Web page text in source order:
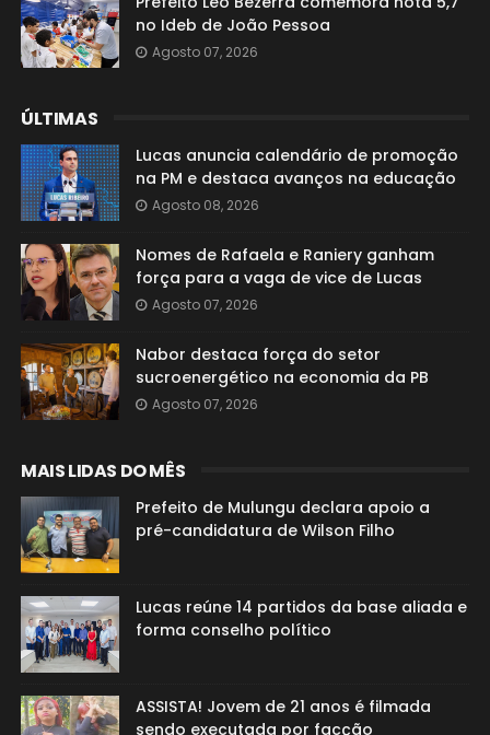
no Ideb de João Pessoa
Agosto 07, 2026
ÚLTIMAS
Lucas anuncia calendário de promoção
na PM e destaca avanços na educação
Agosto 08, 2026
Nomes de Rafaela e Raniery ganham
força para a vaga de vice de Lucas
Agosto 07, 2026
Nabor destaca força do setor
sucroenergético na economia da PB
Agosto 07, 2026
MAIS LIDAS DO MÊS
Prefeito de Mulungu declara apoio a
pré-candidatura de Wilson Filho
Lucas reúne 14 partidos da base aliada e
forma conselho político
ASSISTA! Jovem de 21 anos é filmada
sendo executada por facção